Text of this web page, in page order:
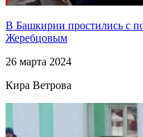
В Башкирии простились с
Жеребцовым
26 марта 2024
Кира Ветрова